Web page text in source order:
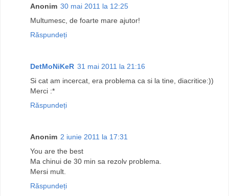
Anonim 30 mai 2011 la 12:25
Multumesc, de foarte mare ajutor!
Răspundeți
DetMoNiKeR 31 mai 2011 la 21:16
Si cat am incercat, era problema ca si la tine, diacritice:))
Merci :*
Răspundeți
Anonim 2 iunie 2011 la 17:31
You are the best
Ma chinui de 30 min sa rezolv problema.
Mersi mult.
Răspundeți